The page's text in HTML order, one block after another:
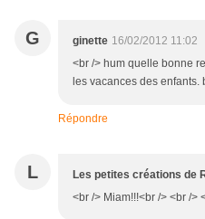
G ginette 16/02/2012 11:02
<br /> hum quelle bonne
les vacances des enfants.
Répondre
L Les petites créations de
<br /> Miam!!!<br /> <br />